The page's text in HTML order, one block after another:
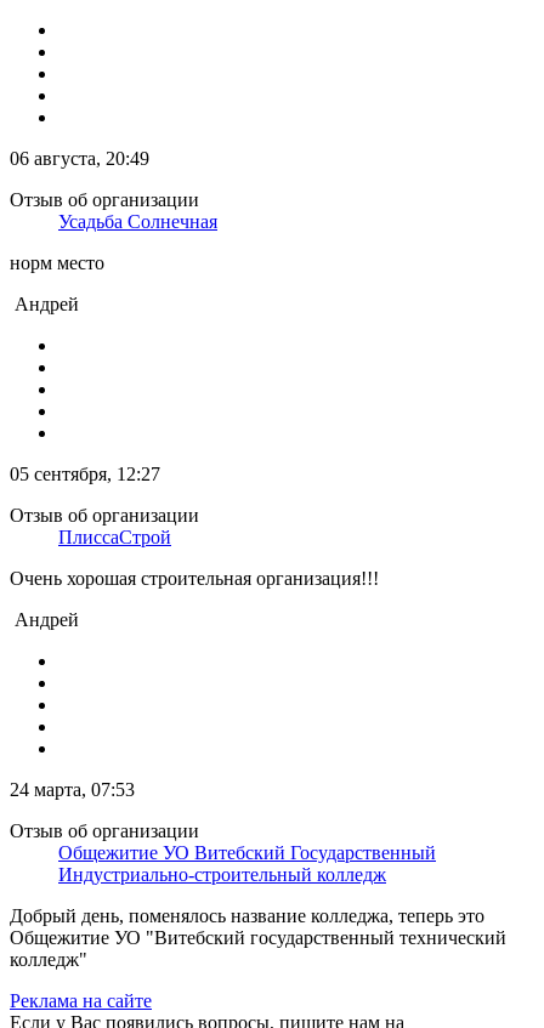
06 августа, 20:49
Отзыв об организации
Усадьба Солнечная
норм место
Андрей
05 сентября, 12:27
Отзыв об организации
ПлиссаСтрой
Очень хорошая строительная организация!!!
Андрей
24 марта, 07:53
Отзыв об организации
Общежитие УО Витебский Государственный
Индустриально-строительный колледж
Добрый день, поменялось название колледжа, теперь это
Общежитие УО "Витебский государственный технический
колледж"
Реклама на сайте
Если у Вас появились вопросы, пишите нам на